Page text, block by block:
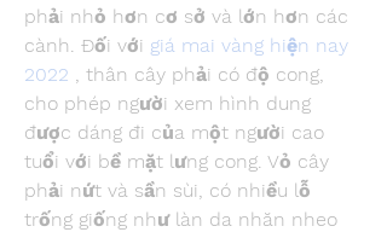
phải nhỏ hơn cơ sở và lớn hơn các
cành. Đối với giá mai vàng hiện nay
2022 , thân cây phải có độ cong,
cho phép người xem hình dung
được dáng đi của một người cao
tuổi với bề mặt lưng cong. Vỏ cây
phải nứt và sần sùi, có nhiều lỗ
trống giống như làn da nhăn nheo